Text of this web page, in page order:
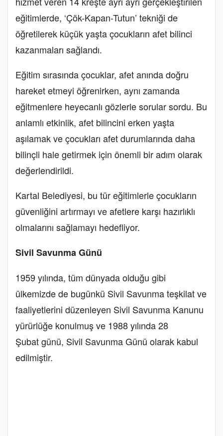
eğitimlerde, ‘Çök-Kapan-Tutun’ tekniği de
öğretilerek küçük yaşta çocukların afet bilinci
kazanmaları sağlandı.
Eğitim sırasında çocuklar, afet anında doğru
hareket etmeyi öğrenirken, aynı zamanda
eğitmenlere heyecanlı gözlerle sorular sordu. Bu
anlamlı etkinlik, afet bilincini erken yaşta
aşılamak ve çocukları afet durumlarında daha
bilinçli hale getirmek için önemli bir adım olarak
değerlendirildi.
Kartal Belediyesi, bu tür eğitimlerle çocukların
güvenliğini artırmayı ve afetlere karşı hazırlıklı
olmalarını sağlamayı hedefliyor.
Sivil Savunma Günü
1959 yılında, tüm dünyada olduğu gibi
ülkemizde de bugünkü Sivil Savunma teşkilat ve
faaliyetlerini düzenleyen Sivil Savunma Kanunu
yürürlüğe konulmuş ve 1988 yılında28
Şubatgünü, Sivil Savunma Günü olarak kabul
edilmiştir.